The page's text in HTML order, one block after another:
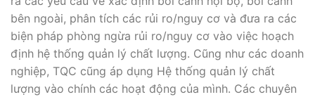
bên ngoài, phân tích các rủi ro/nguy cơ và đưa ra các
biện pháp phòng ngừa rủi ro/nguy cơ vào việc hoạch
định hệ thống quản lý chất lượng. Cũng như các doanh
nghiệp, TQC cũng áp dụng Hệ thống quản lý chất
lượng vào chính các hoạt động của mình. Các chuyên